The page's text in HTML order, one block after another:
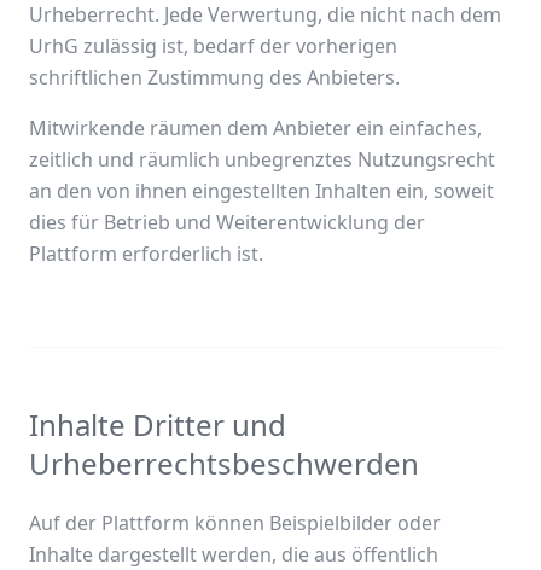
Urheberrecht. Jede Verwertung, die nicht nach dem
UrhG zulässig ist, bedarf der vorherigen
schriftlichen Zustimmung des Anbieters.
Mitwirkende räumen dem Anbieter ein einfaches,
zeitlich und räumlich unbegrenztes Nutzungsrecht
an den von ihnen eingestellten Inhalten ein, soweit
dies für Betrieb und Weiterentwicklung der
Plattform erforderlich ist.
Inhalte Dritter und
Urheberrechtsbeschwerden
Auf der Plattform können Beispielbilder oder
Inhalte dargestellt werden, die aus öffentlich